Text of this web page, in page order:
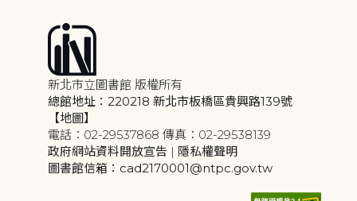
新北市立圖書館 版權所有
總館地址：220218 新北市板橋區貴興路139號
【地圖】
電話：02-29537868 傳真：02-29538139
政府網站資料開放宣告 | 隱私權聲明
圖書館信箱：cad2170001@ntpc.gov.tw